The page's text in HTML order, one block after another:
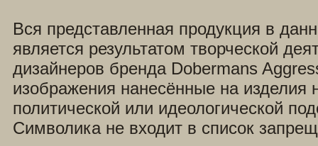
Вся представленная продукция в
является результатом творческой
дизайнеров бренда Dobermans
изображения нанесённые на изделия
политической или идеологической
Символика не входит в список